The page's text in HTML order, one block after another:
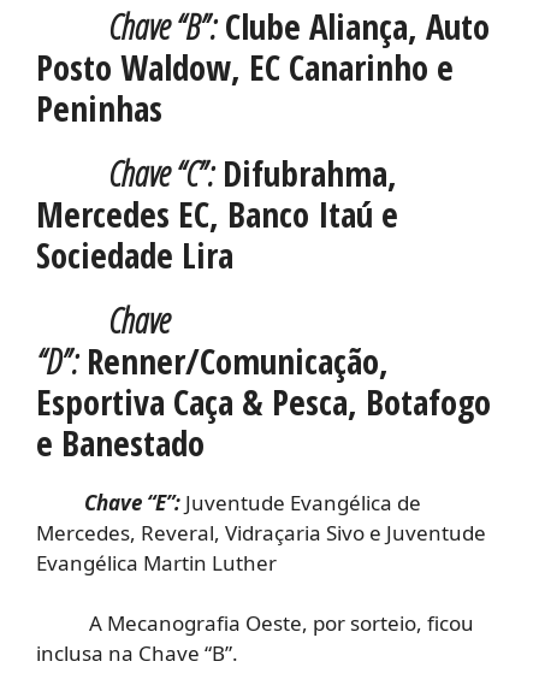
Chave “B”:Clube Aliança, Auto
Posto Waldow, EC Canarinho e
Peninhas
Chave “C”:Difubrahma,
Mercedes EC, Banco Itaú e
Sociedade Lira
Chave
“D”:Renner/Comunicação,
Esportiva Caça & Pesca, Botafogo
e Banestado
Chave “E”: Juventude Evangélica de
Mercedes, Reveral, Vidraçaria Sivo e Juventude
Evangélica Martin Luther
A Mecanografia Oeste, por sorteio, ficou
inclusa na Chave “B”.